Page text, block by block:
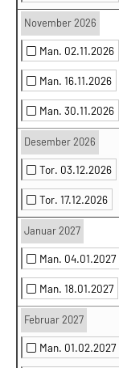
November 2026
Man. 02.11.2026
Man. 16.11.2026
Man. 30.11.2026
Desember 2026
Tor. 03.12.2026
Tor. 17.12.2026
Januar 2027
Man. 04.01.2027
Man. 18.01.2027
Februar 2027
Man. 01.02.2027